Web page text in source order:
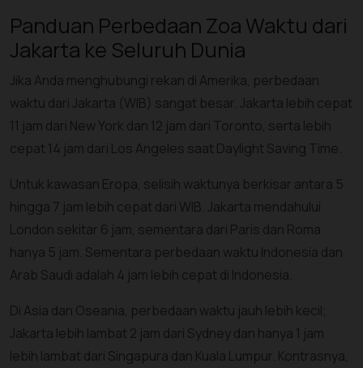
Panduan Perbedaan Zoa Waktu dari
Jakarta ke Seluruh Dunia
Jika Anda menghubungi rekan di Amerika, perbedaan
waktu dari Jakarta (WIB) sangat besar. Jakarta lebih cepat
11 jam dari New York dan 12 jam dari Toronto, serta lebih
cepat 14 jam dari Los Angeles saat Daylight Saving Time.
Untuk kawasan Eropa, selisih waktunya berkisar antara 5
hingga 7 jam lebih cepat dari WIB. Jakarta mendahului
London sekitar 6 jam, sementara dari Paris dan Roma
hanya 5 jam. Sementara perbedaan waktu Indonesia dan
Arab Saudi adalah 4 jam lebih cepat di Indonesia.
Di Asia dan Oseania, perbedaan waktu jauh lebih kecil;
Jakarta lebih lambat 2 jam dari Sydney dan hanya 1 jam
lebih lambat dari Singapura dan Kuala Lumpur. Kontrasnya,